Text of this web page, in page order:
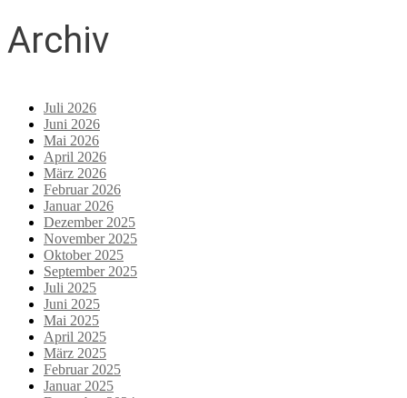
Archiv
Juli 2026
Juni 2026
Mai 2026
April 2026
März 2026
Februar 2026
Januar 2026
Dezember 2025
November 2025
Oktober 2025
September 2025
Juli 2025
Juni 2025
Mai 2025
April 2025
März 2025
Februar 2025
Januar 2025